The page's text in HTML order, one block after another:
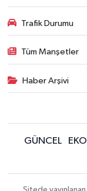
Trafik Durumu
Tüm Manşetler
Haber Arşivi
GÜNCEL